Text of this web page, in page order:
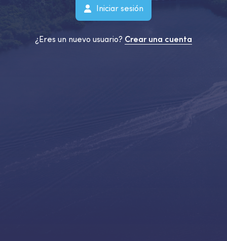
Iniciar sesión
¿Eres un nuevo usuario? Crear una cuenta